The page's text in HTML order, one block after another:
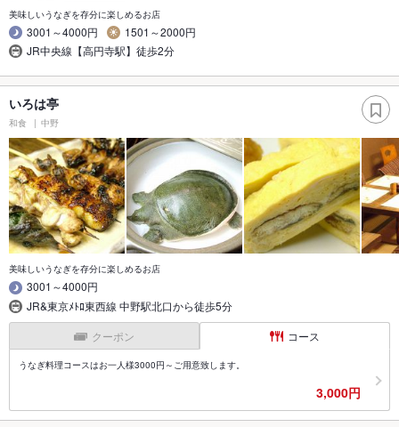
美味しいうなぎを存分に楽しめるお店
3001～4000円
1501～2000円
JR中央線【高円寺駅】徒歩2分
いろは亭
和食 中野
美味しいうなぎを存分に楽しめるお店
3001～4000円
JR&東京ﾒﾄﾛ東西線 中野駅北口から徒歩5分
クーポン コース
うなぎ料理コースはお一人様3000円～ご用意致します。
3,000円